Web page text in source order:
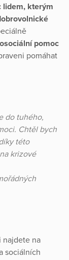
lidem, kterým
pomoc
pomáhat
do tuhého,
Chtěl bych
této
krizové
najdete na
sociálních